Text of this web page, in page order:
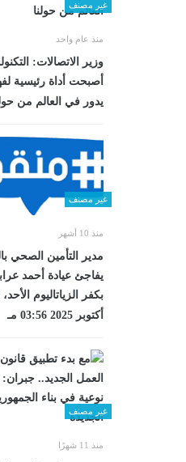
غير مصنف
منذ عام واحد
وزير الاتصالات:
أصبحت أداة رئيسية
يدور في العالم من
غير مصنف
منذ 10 أشهر
مدير التأمين الصحي
يفاجئ عيادة أحمد
أكتوبر 2025 03:56 مـ
غير مصنف
منذ 11 شهرًا